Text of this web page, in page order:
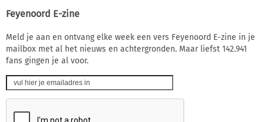
Feyenoord E-zine
Meld je aan en ontvang elke week een vers Feyenoord E-zine in je
mailbox met al het nieuws en achtergronden. Maar liefst 142.941
fans gingen je al voor.